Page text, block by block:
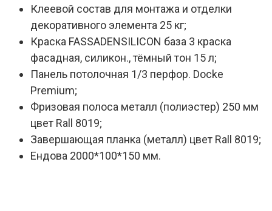
Клеевой состав для монтажа и отделки
декоративного элемента 25 кг;
Краска FASSADENSILICON база 3 краска
фасадная, силикон., тёмный тон 15 л;
Панель потолочная 1/3 перфор. Docke
Premium;
Фризовая полоса металл (полиэстер) 250 мм
цвет Rall 8019;
Завершающая планка (металл) цвет Rall 8019;
Ендова 2000*100*150 мм.